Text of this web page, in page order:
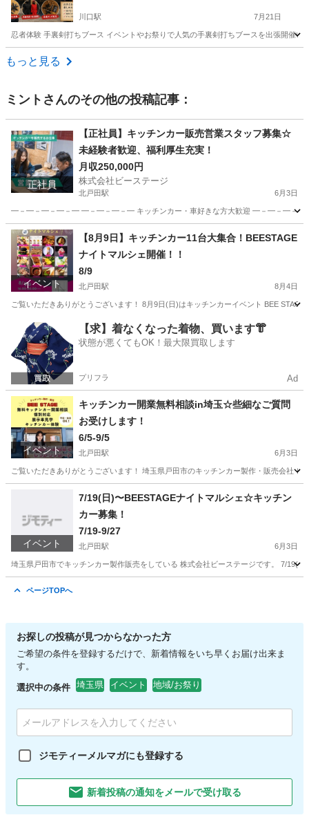
川口駅 7月21日
忍者体験 手裏剣打ちブース イベントやお祭りで人気の手裏剣打ちブースを出張開催
埼玉 川口市
もっと見る
ミント さんのその他の投稿記事：
正社員
【正社員】キッチンカー販売営業スタッフ募集☆
未経験者歓迎、福利厚生充実！
月収250,000円
株式会社ビーステージ
北戸田駅 6月3日
━－━－━－━－━ ━－━－━－━ キッチンカー・車好きな方大歓迎 ━－━－━－━－━ ━
埼玉 戸田市 北戸田駅 キッチンカー
イベント
【8月9日】キッチンカー11台大集合！BEESTAGE
ナイトマルシェ開催！！
8/9
北戸田駅 8月4日
ご覧いただきありがとうございます！ 8月9日(日)はキッチンカーイベント BEE
埼玉 戸田市 北戸田駅 地域/お祭り キッチンカー
【求】着なくなった着物、買います👘
状態が悪くてもOK！最大限買取します
プリフラ Ad
イベント
キッチンカー開業無料相談in埼玉☆些細なご質問
お受けします！
6/5-9/5
北戸田駅 6月3日
ご覧いただきありがとうございます！ 埼玉県戸田市のキッチンカー製作・販売会社
北戸田駅 キッチンカー
イベント
7/19(日)〜BEESTAGEナイトマルシェ☆キッチン
カー募集！
7/19-9/27
北戸田駅 6月3日
埼玉県戸田市でキッチンカー製作販売をしている 株式会社ビーステージです。 7/19(
ページTOPへ
お探しの投稿が見つからなかった方
ご希望の条件を登録するだけで、新着情報をいち早くお届け出来ま
す。
選択中の条件 埼玉県 イベント 地域/お祭り
ジモティーメルマガにも登録する
新着投稿の通知をメールで受け取る